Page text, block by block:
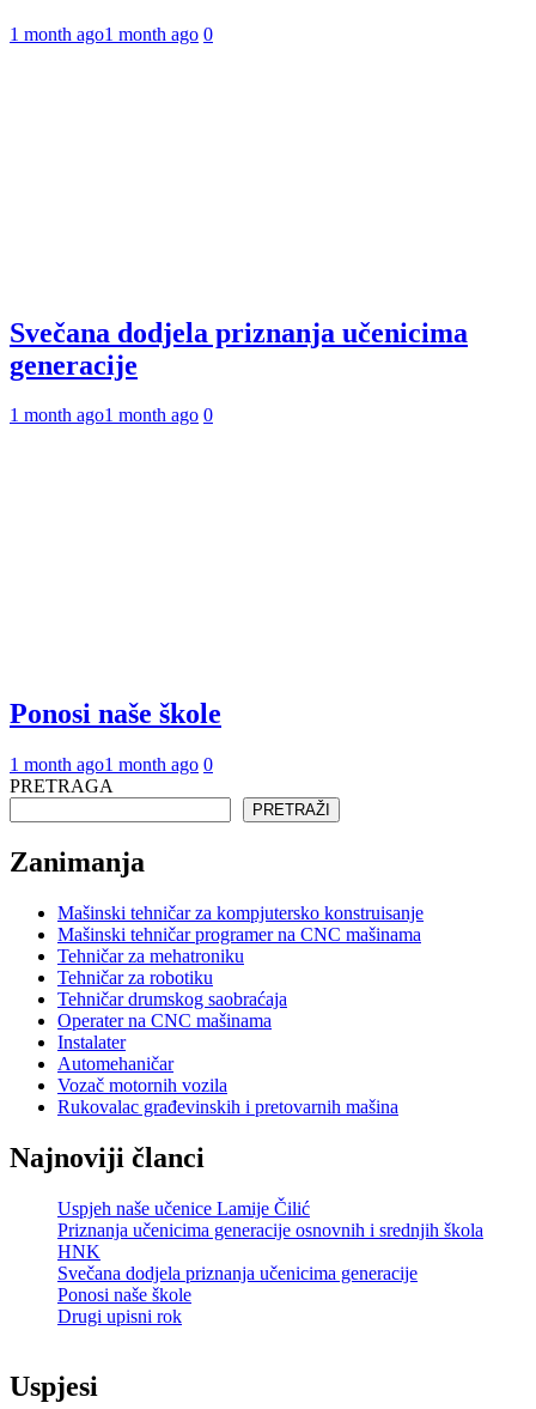
1 month ago1 month ago 0
Svečana dodjela priznanja učenicima
generacije
1 month ago1 month ago 0
Ponosi naše škole
1 month ago1 month ago 0
PRETRAGA
PRETRAŽI
Zanimanja
Mašinski tehničar za kompjutersko konstruisanje
Mašinski tehničar programer na CNC mašinama
Tehničar za mehatroniku
Tehničar za robotiku
Tehničar drumskog saobraćaja
Operater na CNC mašinama
Instalater
Automehaničar
Vozač motornih vozila
Rukovalac građevinskih i pretovarnih mašina
Najnoviji članci
Uspjeh naše učenice Lamije Čilić
Priznanja učenicima generacije osnovnih i srednjih škola
HNK
Svečana dodjela priznanja učenicima generacije
Ponosi naše škole
Drugi upisni rok
Uspjesi